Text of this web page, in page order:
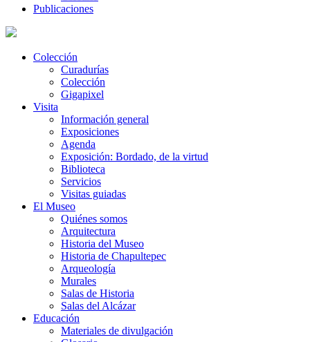
Publicaciones
Colección
Curadurías
Colección
Gigapixel
Visita
Información general
Exposiciones
Agenda
Exposición: Bordado, de la virtud
Biblioteca
Servicios
Visitas guiadas
El Museo
Quiénes somos
Arquitectura
Historia del Museo
Historia de Chapultepec
Arqueología
Murales
Salas de Historia
Salas del Alcázar
Educación
Materiales de divulgación